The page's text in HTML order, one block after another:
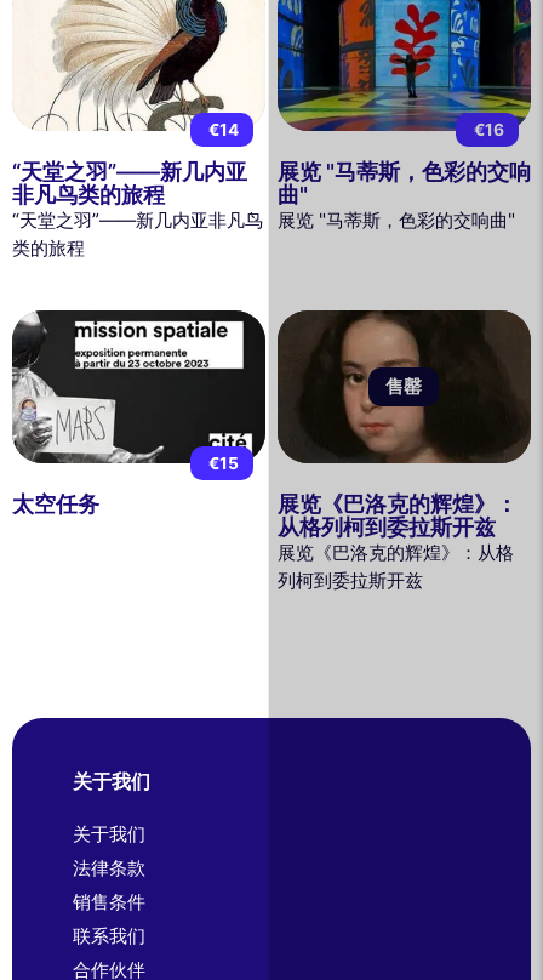
€14
“天堂之羽”——新几内亚
非凡鸟类的旅程
“天堂之羽”——新几内亚非凡鸟
类的旅程
€16
展览 "马蒂斯，色彩的交响
曲"
展览 "马蒂斯，色彩的交响曲"
€15
太空任务
售罄
展览《巴洛克的辉煌》：
从格列柯到委拉斯开兹
展览《巴洛克的辉煌》：从格
列柯到委拉斯开兹
关于我们
关于我们
法律条款
销售条件
联系我们
合作伙伴